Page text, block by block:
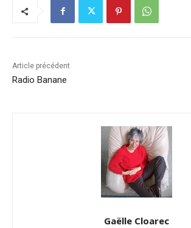
Article précédent
Radio Banane
Gaëlle Cloarec